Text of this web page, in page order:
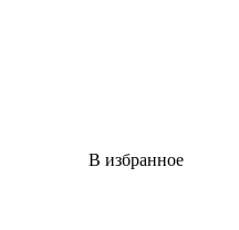
В избранное